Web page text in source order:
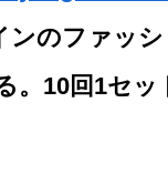
ンのファッ
。10回1セッ